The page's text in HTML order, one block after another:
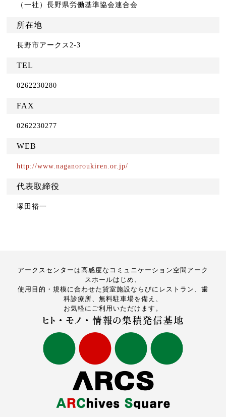
（一社）長野県労働基準協会連合会
所在地
長野市アークス2-3
TEL
0262230280
FAX
0262230277
WEB
http://www.naganoroukiren.or.jp/
代表取締役
塚田裕一
アークスセンターは高感度なコミュニケーション空間アーク
スホールはじめ、
使用目的・規模に合わせた貸室施設ならびにレストラン、歯
科診療所、無料駐車場を備え、
お気軽にご利用いただけます。